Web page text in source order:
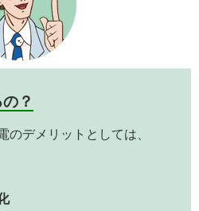
？
のデメリットとしては、